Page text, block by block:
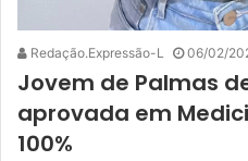
Redação.Expressão-L 06/02/
Jovem de Palmas
aprovada em
100%